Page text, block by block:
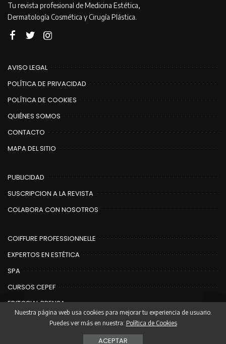
Tu revista profesional de Medicina Estética,
Dermatología Cosmética y Cirugía Plástica.
AVISO LEGAL
POLÍTICA DE PRIVACIDAD
POLÍTICA DE COOKIES
QUIÉNES SOMOS
CONTACTO
MAPA DEL SITIO
PUBLICIDAD
SUSCRIPCION A LA REVISTA
COLABORA CON NOSOTROS
COIFFURE PROFESSIONNELLE
EXPERTOS EN ESTÉTICA
SPA
CURSOS CEPEF
EDITORIAL PRENSA
© Copyright Editorial Prensa | Coiffure
Nuestra página web usa cookies para mejorar tu experiencia de usuario.
Puedes ver más en nuestra: Política de Cookies
ACEPTAR